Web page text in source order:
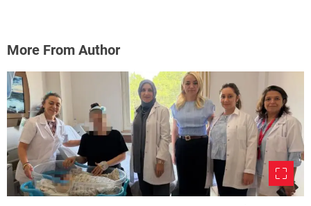
More From Author